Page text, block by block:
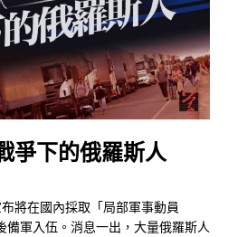
下的俄羅斯人
將在國內採取「局部軍事動員
軍入伍。消息一出，大量俄羅斯人